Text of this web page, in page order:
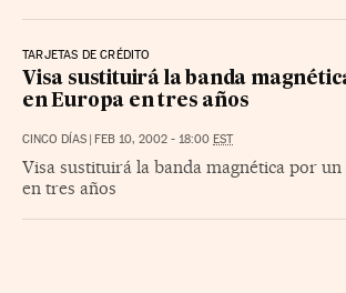
TARJETAS DE CRÉDITO
Visa sustituirá la banda
en Europa en tres años
CINCO DÍAS | FEB 10, 2002 - 18:00 EST
Visa sustituirá la banda magnética por
en tres años